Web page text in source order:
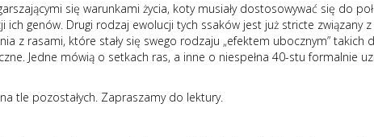
się warunkami życia, koty musiały dostosowywać się do
genów. Drugi rodzaj ewolucji tych ssaków jest już stricte związany
z rasami, które stały się swego rodzaju „efektem ubocznym” takich
Jedne mówią o setkach ras, a inne o niespełna 40-stu formalnie
tle pozostałych. Zapraszamy do lektury.